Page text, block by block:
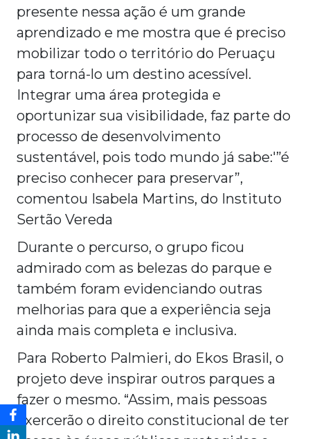
presente nessa ação é um grande
aprendizado e me mostra que é preciso
mobilizar todo o território do Peruaçu
para torná-lo um destino acessível.
Integrar uma área protegida e
oportunizar sua visibilidade, faz parte do
processo de desenvolvimento
sustentável, pois todo mundo já sabe:'”é
preciso conhecer para preservar”,
comentou Isabela Martins, do Instituto
Sertão Vereda
Durante o percurso, o grupo ficou
admirado com as belezas do parque e
também foram evidenciando outras
melhorias para que a experiência seja
ainda mais completa e inclusiva.
Para Roberto Palmieri, do Ekos Brasil, o
projeto deve inspirar outros parques a
fazer o mesmo. “Assim, mais pessoas
exercerão o direito constitucional de ter